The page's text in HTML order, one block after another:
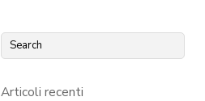
Articoli recenti